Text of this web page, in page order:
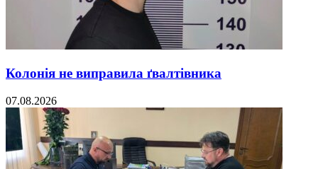
Колонія не виправила ґвалтівника
07.08.2026